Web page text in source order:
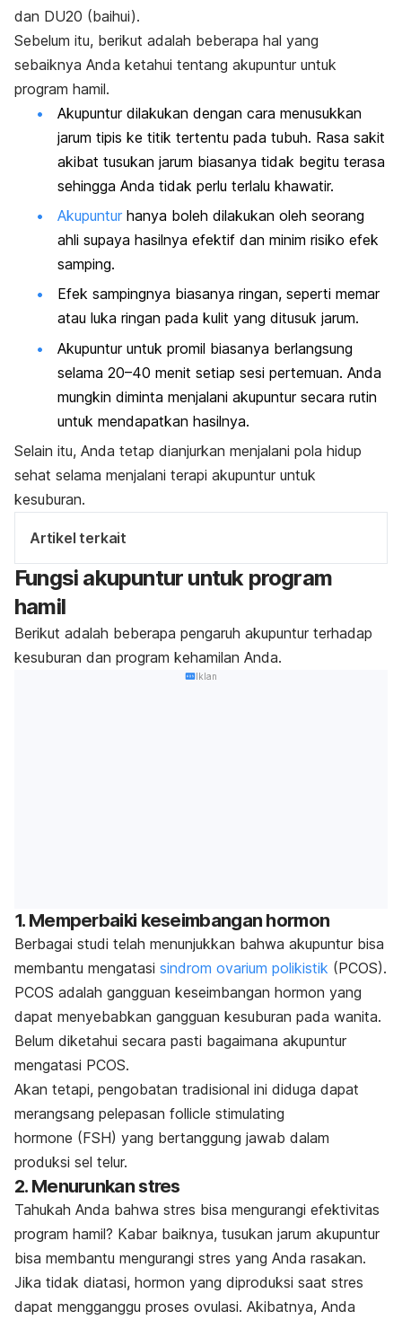
dan DU20 (baihui).
Sebelum itu, berikut adalah beberapa hal yang
sebaiknya Anda ketahui tentang akupuntur untuk
program hamil.
Akupuntur dilakukan dengan cara menusukkan
jarum tipis ke titik tertentu pada tubuh. Rasa sakit
akibat tusukan jarum biasanya tidak begitu terasa
sehingga Anda tidak perlu terlalu khawatir.
Akupuntur hanya boleh dilakukan oleh seorang
ahli supaya hasilnya efektif dan minim risiko efek
samping.
Efek sampingnya biasanya ringan, seperti memar
atau luka ringan pada kulit yang ditusuk jarum.
Akupuntur untuk promil biasanya berlangsung
selama 20–40 menit setiap sesi pertemuan. Anda
mungkin diminta menjalani akupuntur secara rutin
untuk mendapatkan hasilnya.
Selain itu, Anda tetap dianjurkan menjalani pola hidup
sehat selama menjalani terapi akupuntur untuk
kesuburan.
Artikel terkait
Fungsi akupuntur untuk program
hamil
Berikut adalah beberapa pengaruh akupuntur terhadap
kesuburan dan program kehamilan Anda.
Iklan
1. Memperbaiki keseimbangan hormon
Berbagai studi telah menunjukkan bahwa akupuntur bisa
membantu mengatasi sindrom ovarium polikistik (PCOS).
PCOS adalah gangguan keseimbangan hormon yang
dapat menyebabkan gangguan kesuburan pada wanita.
Belum diketahui secara pasti bagaimana akupuntur
mengatasi PCOS.
Akan tetapi, pengobatan tradisional ini diduga dapat
merangsang pelepasan follicle stimulating
hormone (FSH) yang bertanggung jawab dalam
produksi sel telur.
2. Menurunkan stres
Tahukah Anda bahwa stres bisa mengurangi efektivitas
program hamil? Kabar baiknya, tusukan jarum akupuntur
bisa membantu mengurangi stres yang Anda rasakan.
Jika tidak diatasi, hormon yang diproduksi saat stres
dapat mengganggu proses ovulasi. Akibatnya, Anda